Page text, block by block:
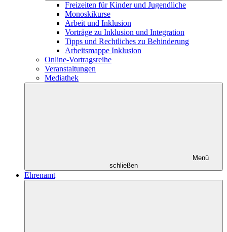
Freizeiten für Kinder und Jugendliche
Monoskikurse
Arbeit und Inklusion
Vorträge zu Inklusion und Integration
Tipps und Rechtliches zu Behinderung
Arbeitsmappe Inklusion
Online-Vortragsreihe
Veranstaltungen
Mediathek
Menü
schließen
Ehrenamt